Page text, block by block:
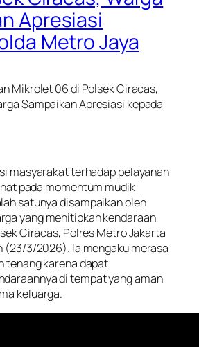
Apresiasi
Metro Jaya
Mikrolet 06 di Polsek Ciracas,
Sampaikan Apresiasi kepada
masyarakat terhadap pelayanan
pada momentum mudik
satunya disampaikan oleh
yang menitipkan kendaraan
Ciracas, Polres Metro Jakarta
(23/3/2026). Ia mengaku merasa
tenang karena dapat
di tempat yang aman
keluarga.